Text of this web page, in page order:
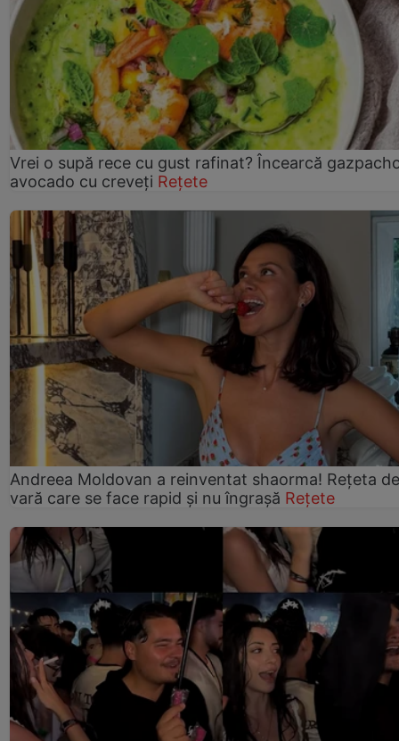
Vrei o supă rece cu gust rafinat? Încearcă
avocado cu creveți Rețete
Andreea Moldovan a reinventat shaorma! Rețeta de
vară care se face rapid și nu îngrașă Rețete